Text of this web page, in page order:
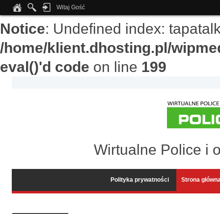
Notice: Undefined index:
/home/klient.dhosting.pl/
eval()'d code on line 199
Witaj Gość
Wirtualne Police i
Polityka prywatności Strona